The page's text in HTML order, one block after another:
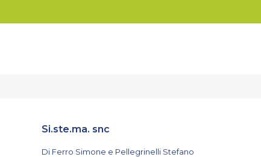
Si.ste.ma. snc
Di Ferro Simone e Pellegrinelli Stefano